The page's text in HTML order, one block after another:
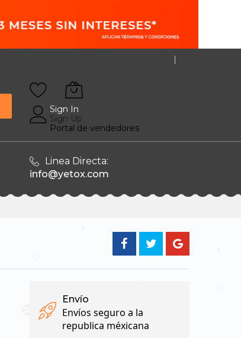
Sign In
Sign Up
Portal de vendedores
Linea Directa:
info@yetox.com
Envío
Envíos seguro a la
republica méxicana